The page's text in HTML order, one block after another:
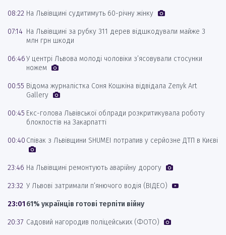
08:22 На Львівщині судитимуть 60-річну жінку
07:14 На Львівщині за рубку 311 дерев відшкодували майже 3
млн грн шкоди
06:46У центрі Львова молоді чоловіки з’ясовували стосунки
ножем
00:55 Відома журналістка Соня Кошкіна відвідала Zenyk Art
Gallery
00:45 Екс-голова Львівської облради розкритикувала роботу
блокпостів на Закарпатті
00:40 Співак з Львівщини SHUMEI потрапив у серйозне ДТП в Києві
23:46 На Львівщині ремонтують аварійну дорогу
23:32 У Львові затримали п’янючого водія (ВІДЕО)
23:01 61% українців готові терпіти війну
20:37 Садовий нагородив поліцейських (ФОТО)